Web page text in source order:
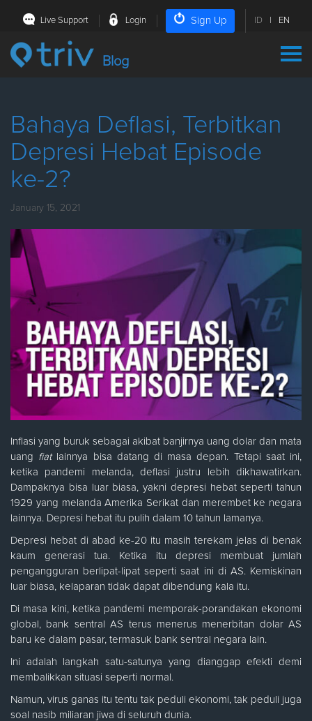
Live Support Login Sign Up ID EN
Blog
Bahaya Deflasi, Terbitkan
Depresi Hebat Episode
ke-2?
January 15, 2021
Inflasi yang buruk sebagai akibat banjirnya uang dolar dan mata
uang fiat lainnya bisa datang di masa depan. Tetapi saat ini,
ketika pandemi melanda, deflasi justru lebih dikhawatirkan.
Dampaknya bisa luar biasa, yakni depresi hebat seperti tahun
1929 yang melanda Amerika Serikat dan merembet ke negara
lainnya. Depresi hebat itu pulih dalam 10 tahun lamanya.
Depresi hebat di abad ke-20 itu masih terekam jelas di benak
kaum generasi tua. Ketika itu depresi membuat jumlah
pengangguran berlipat-lipat seperti saat ini di AS. Kemiskinan
luar biasa, kelaparan tidak dapat dibendung kala itu.
Di masa kini, ketika pandemi memporak-porandakan ekonomi
global, bank sentral AS terus menerus menerbitan dolar AS
baru ke dalam pasar, termasuk bank sentral negara lain.
Ini adalah langkah satu-satunya yang dianggap efekti demi
membalikkan situasi seperti normal.
Namun, virus ganas itu tentu tak peduli ekonomi, tak peduli juga
soal nasib miliaran jiwa di seluruh dunia.